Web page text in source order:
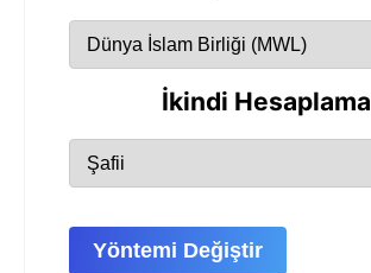
İkindi Hesaplama
Yöntemi Değiştir